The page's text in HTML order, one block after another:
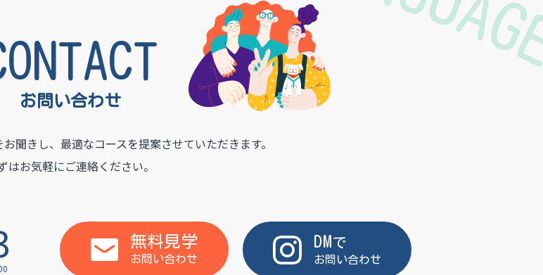
お問い合わせ
聞きし、 最適なコースを提案させていただきます。
はお気軽にご連絡ください。
無料見学
お問い合わせ
DMで
お問い合わせ